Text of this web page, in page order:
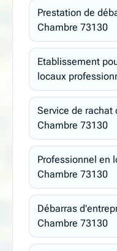
Prestation de
Chambre 73130
Etablissement
locaux
Service de
Chambre 73130
Professionnel en
Chambre 73130
Débarras
Chambre 73130